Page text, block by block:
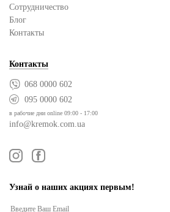
Сотрудничество
Блог
Контакты
Контакты
068 0000 602
095 0000 602
в рабочие дни online 09:00 - 17:00
info@kremok.com.ua
Узнай о наших акциях первым!